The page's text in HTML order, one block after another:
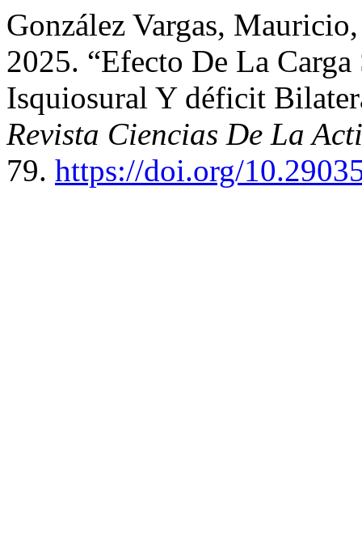
González Vargas,
2025. “Efecto De La
Isquiosural Y déficit
Revista Ciencias De La
79. https://doi.org/